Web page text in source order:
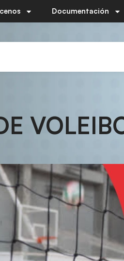
Documentación